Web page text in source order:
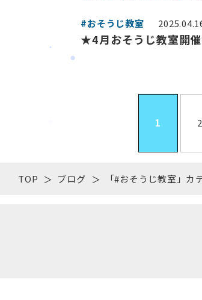
#おそうじ教室
★4月おそうじ教室開
1 2
TOP ブログ 「#おそうじ教室」カ